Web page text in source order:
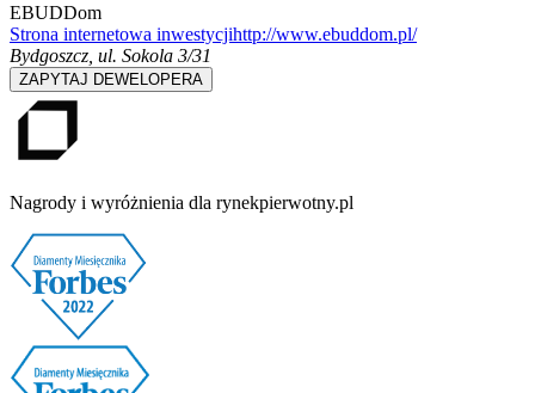
EBUDDom
Strona internetowa inwestycjihttp://www.ebuddom.pl/
Bydgoszcz ul. Sokola 3/31
ZAPYTAJ DEWELOPERA
Nagrody i wyróżnienia dla rynekpierwotny.pl